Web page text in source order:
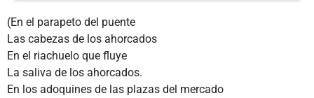
(En el parapeto del puente
Las cabezas de los ahorcados
En el riachuelo que fluye
La saliva de los ahorcados.
En los adoquines de las plazas del mercado